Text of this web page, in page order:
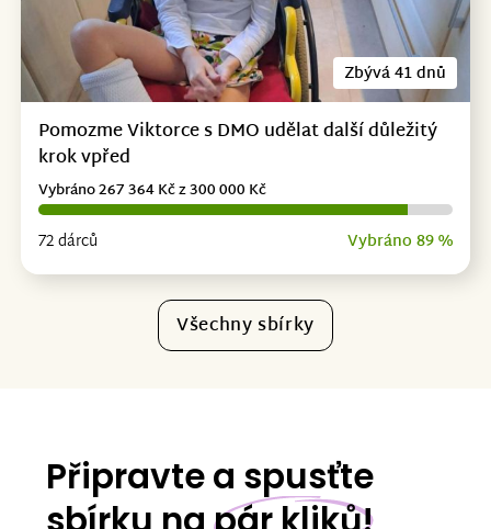
Zbývá 41 dnů
Pomozme Viktorce s DMO udělat další důležitý
krok vpřed
72 dárců Vybráno 89 %
Vybráno 267 364 Kč z 300 000 Kč
Všechny sbírky
Připravte a spusťte